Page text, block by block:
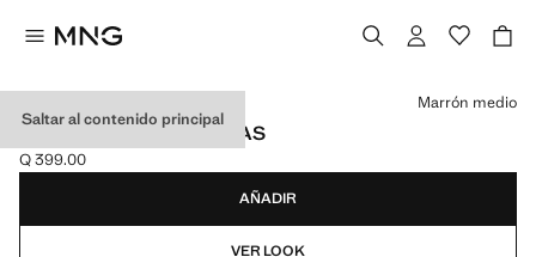
Saltar al contenido principal
SANDALIA PIEL HEBILLAS
Precio actual [Q 399.00 ]
Q 399.00
Selecciona un color
Marrón medio
AÑADIR
VER LOOK